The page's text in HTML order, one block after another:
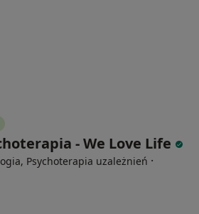
- We Love Life
Psychoterapia uzależnień ·